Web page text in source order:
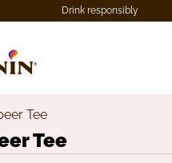
Drink responsibly
Tee
Tee